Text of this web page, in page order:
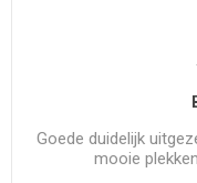
Goede duidelijk
mooie